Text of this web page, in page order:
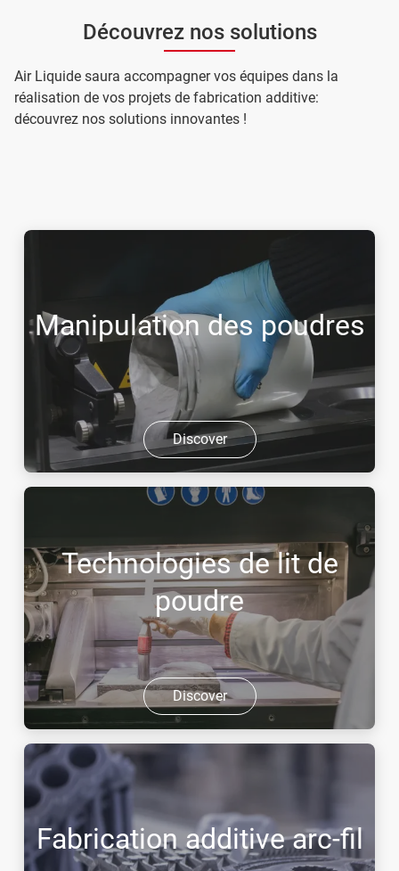
Découvrez nos solutions
Air Liquide saura accompagner vos équipes dans la
réalisation de vos projets de fabrication additive:
découvrez nos solutions innovantes !
Manipulation des poudres
Discover
Technologies de lit de
poudre
Discover
Fabrication additive arc-fil